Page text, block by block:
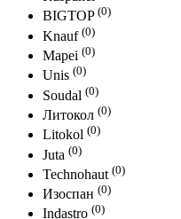
BIGTOP (0)
Knauf (0)
Mapei (0)
Unis (0)
Soudal (0)
Литокол (0)
Litokol (0)
Juta (0)
Technohaut (0)
Изоспан (0)
Indastro (0)